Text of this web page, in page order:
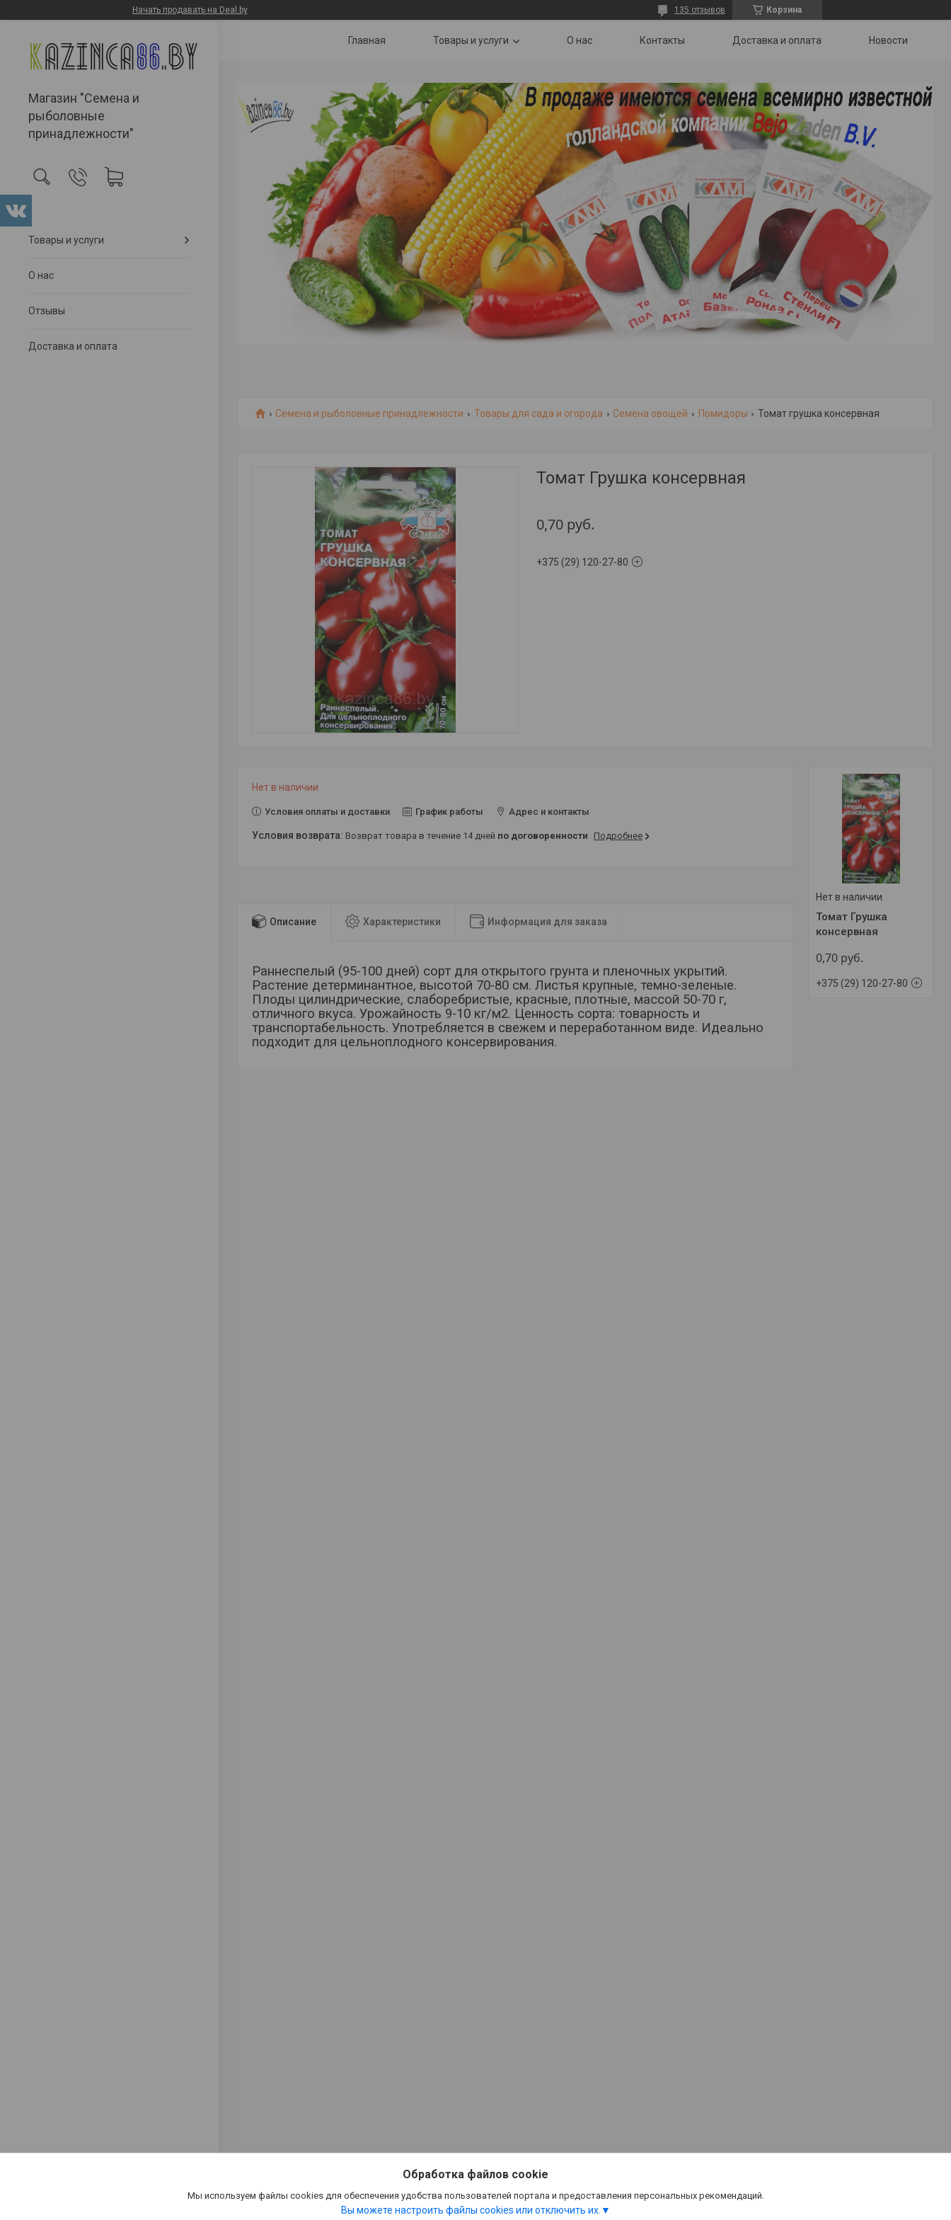
Начать продавать на Deal.by Корзина
135 отзывов
Магазин "Семена и
рыболовные
принадлежности"
Товары и услуги
О нас
Отзывы
Доставка и оплата
Главная Товары и услуги О нас Контакты Доставка и оплата Новости
Семена и рыболовные принадлежности Товары для сада и огорода Семена овощей Помидоры Томат грушка консервная
Томат Грушка консервная
0,70 руб.
+375 (29) 120-27-80
Нет в наличии
Томат Грушка
консервная
0,70 руб.
+375 (29) 120-27-80
Нет в наличии
Условия оплаты и доставки График работы Адрес и контакты
возврат товара в течение 14 дней по договоренности Подробнее
Описание Характеристики Информация для заказа
Раннеспелый (95-100 дней) сорт для открытого грунта и пленочных укрытий.
Растение детерминантное, высотой 70-80 см. Листья крупные, темно-зеленые.
Плоды цилиндрические, слаборебристые, красные, плотные, массой 50-70 г,
отличного вкуса. Урожайность 9-10 кг/м2. Ценность сорта: товарность и
транспортабельность. Употребляется в свежем и переработанном виде. Идеально
подходит для цельноплодного консервирования.
Обработка файлов cookie
Мы используем файлы cookies для обеспечения удобства пользователей портала и предоставления персональных рекомендаций.
Вы можете настроить файлы cookies или отключить их.